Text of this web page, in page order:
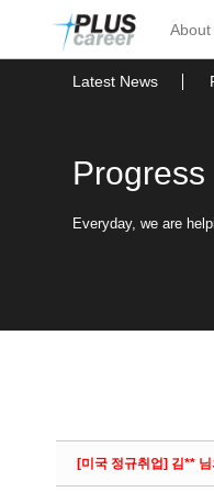
뉴
토
About
Latest News
Everyday, we are
[미국 정규취업] 김**